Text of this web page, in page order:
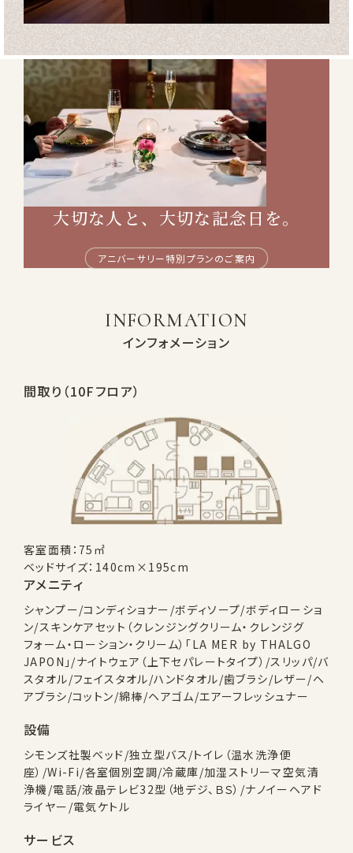
大切な人と、大切な記念日を。
アニバーサリー特別プランのご案内
INFORMATION
インフォメーション
間取り（10Fフロア）
客室面積：75㎡
ベッドサイズ：140cm×195cm
アメニティ
シャンプー/コンディショナー/ボディソープ/ボディローショ
ン/スキンケアセット（クレンジングクリーム・クレンジグ
フォーム・ローション・クリーム）「LA MER by THALGO
JAPON」/ナイトウェア（上下セパレートタイプ）/スリッパ/バ
スタオル/フェイスタオル/ハンドタオル/歯ブラシ/レザー/ヘ
アブラシ/コットン/綿棒/ヘアゴム/エアーフレッシュナー
設備
シモンズ社製ベッド/独立型バス/トイレ（温水洗浄便
座）/Wi-Fi/各室個別空調/冷蔵庫/加湿ストリーマ空気清
浄機/電話/液晶テレビ32型（地デジ、ＢＳ）/ナノイーヘアド
ライヤー/電気ケトル
サービス